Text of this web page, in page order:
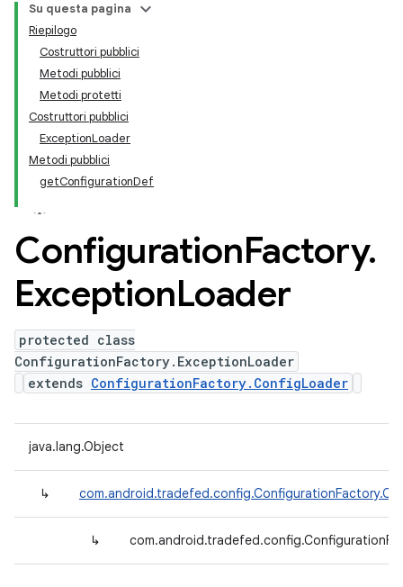
Su questa pagina
Riepilogo
Costruttori pubblici
Metodi pubblici
Metodi protetti
Costruttori pubblici
ExceptionLoader
Metodi pubblici
getConfigurationDef
ConfigurationFactory.
ExceptionLoader
protected class
ConfigurationFactory.ExceptionLoader
extends ConfigurationFactory.ConfigLoader
java.lang.Object
↳
↳